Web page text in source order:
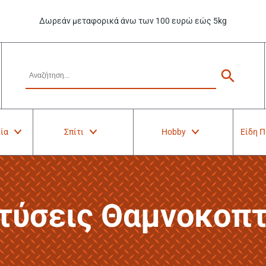
Δωρεάν μεταφορικά άνω των 100 ευρώ εώς 5kg
Σπίτι Hobby Είδη